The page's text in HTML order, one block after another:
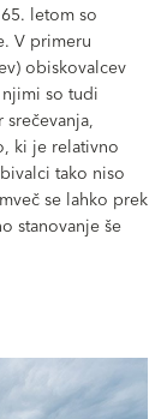
letom so
V primeru
obiskovalcev
so tudi
ki je relativno
tako niso
se lahko prek
stanovanje še